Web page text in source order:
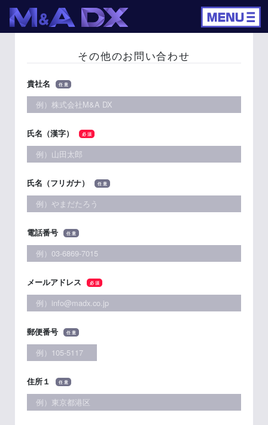
その他のお問い合わせ
貴社名 任 意
氏名（漢字） 必 須
氏名（フリガナ） 任 意
電話番号 任 意
メールアドレス 必 須
郵便番号 任 意
住所１ 任 意